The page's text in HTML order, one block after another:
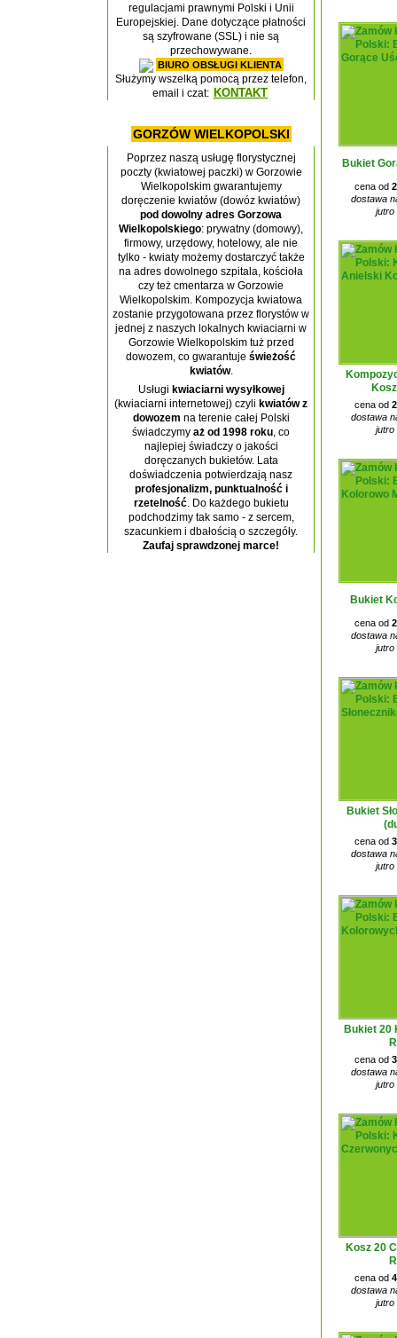
regulacjami prawnymi Polski i Unii
Europejskiej. Dane dotyczące płatności
są szyfrowane (SSL) i nie są
przechowywane.
BIURO OBSŁUGI KLIENTA
Służymy wszelką pomocą przez telefon,
email i czat: KONTAKT
GORZÓW WIELKOPOLSKI
Poprzez naszą usługę florystycznej
poczty (kwiatowej paczki) w Gorzowie
Wielkopolskim gwarantujemy
doręczenie kwiatów (dowóz kwiatów)
pod dowolny adres Gorzowa
Wielkopolskiego: prywatny (domowy),
firmowy, urzędowy, hotelowy, ale nie
tylko - kwiaty możemy dostarczyć także
na adres dowolnego szpitala, kościoła
czy też cmentarza w Gorzowie
Wielkopolskim. Kompozycja kwiatowa
zostanie przygotowana przez florystów w
jednej z naszych lokalnych kwiaciarni w
Gorzowie Wielkopolskim tuż przed
dowozem, co gwarantuje świeżość
kwiatów.
Usługi kwiaciarni wysyłkowej
(kwiaciarni internetowej) czyli kwiatów z
dowozem na terenie całej Polski
świadczymy aż od 1998 roku , co
najlepiej świadczy o jakości
doręczanych bukietów. Lata
doświadczenia potwierdzają nasz
profesjonalizm, punktualność i
rzetelność. Do każdego bukietu
podchodzimy tak samo - z sercem,
szacunkiem i dbałością o szczegóły.
Zaufaj sprawdzonej marce!
Bukiet
cena od
dostawa
jutro
cena od
dostawa
jutro
Bukiet
cena od
dostawa
jutro
Bukiet
cena od
dostawa
jutro
Bukiet 20
cena od
dostawa
jutro
Kosz 20
cena od
dostawa
jutro